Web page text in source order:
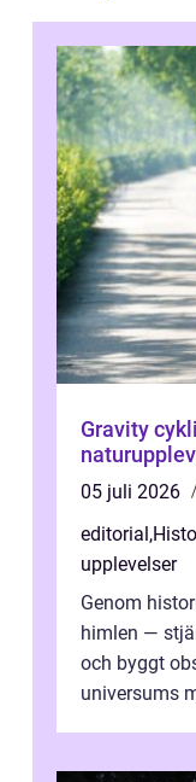
Gravity cykling i
05 juli 2026
editorial,
upplevelser
Genom
himlen —
och byggt
universums